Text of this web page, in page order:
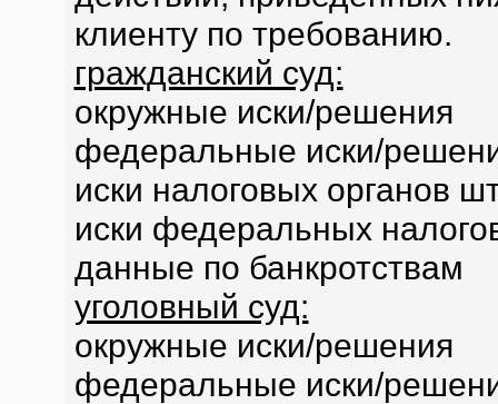
клиенту по требованию.
гражданский суд:
окружные иски/решения
федеральные иски/
иски налоговых органов
иски федеральных
данные по банкротствам
уголовный суд:
окружные иски/решения
федеральные иски/